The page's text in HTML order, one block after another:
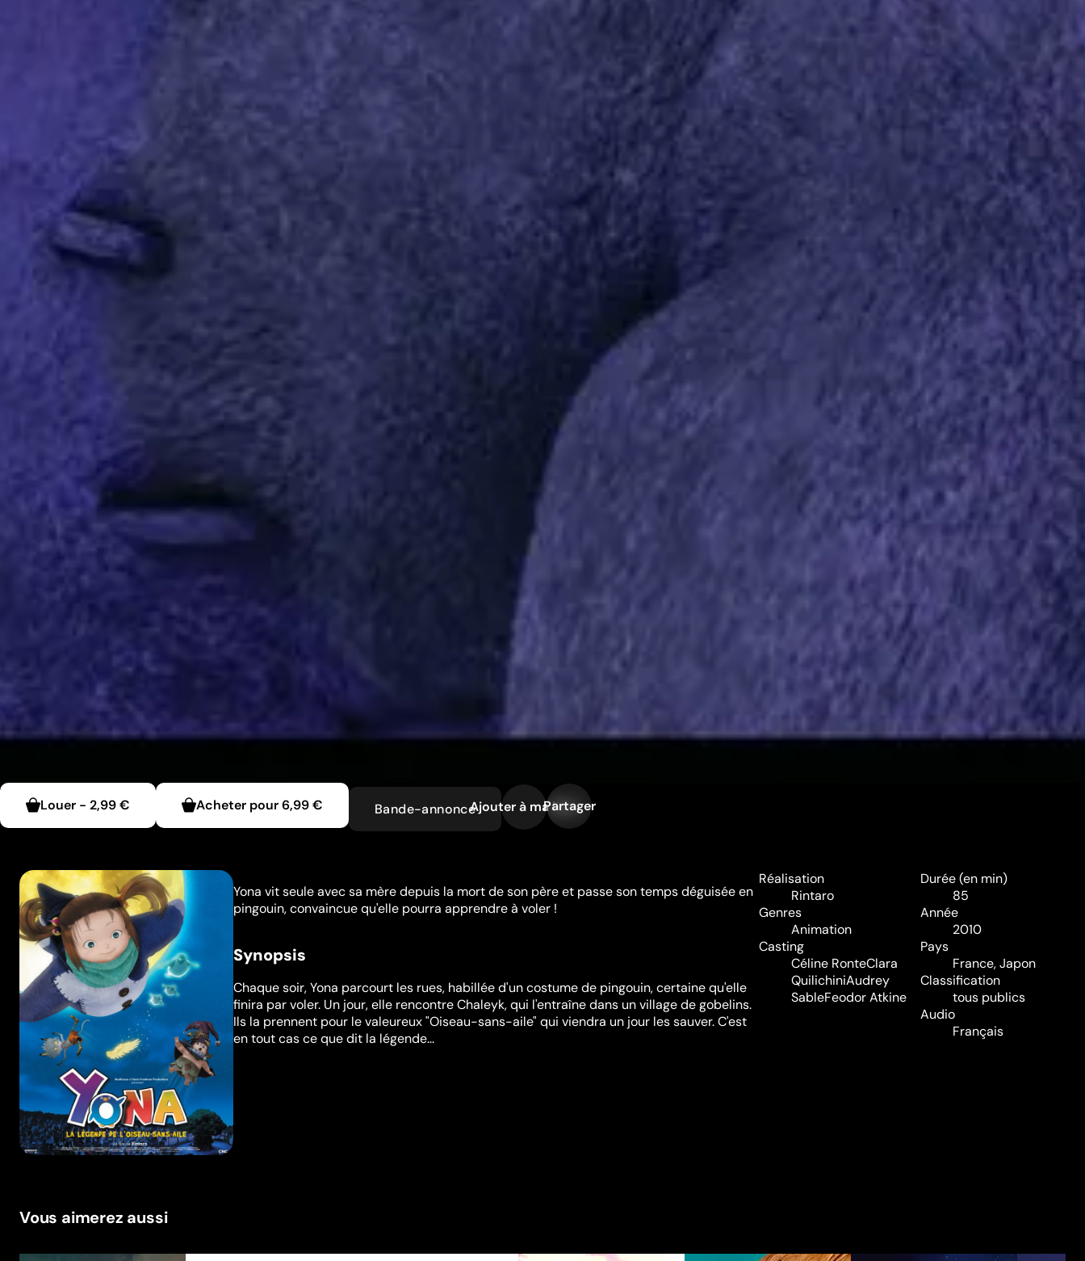
Louer - 2,99 € Acheter pour6,99 € Bande-annonceAjouter à ma liste
Partager
Yona vit seule avec sa mère depuis la mort de son père et passe son temps déguisée en
pingouin, convaincue qu'elle pourra apprendre à voler !
Synopsis
Chaque soir, Yona parcourt les rues, habillée d'un costume de pingouin, certaine qu'elle
finira par voler. Un jour, elle rencontre Chaleyk, qui l'entraîne dans un village de gobelins.
Ils la prennent pour le valeureux "Oiseau-sans-aile" qui viendra un jour les sauver. C'est
en tout cas ce que dit la légende...
Réalisation
Rintaro
Genres
Animation
Casting
Céline RonteClara
QuilichiniAudrey
SableFeodor Atkine
Durée (en min)
85
Année
2010
Pays
France, Japon
Classification
tous publics
Audio
Français
Vous aimerez aussi